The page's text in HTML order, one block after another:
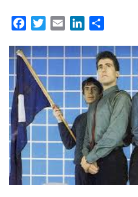
FacebookTwitterEmail LinkedIn